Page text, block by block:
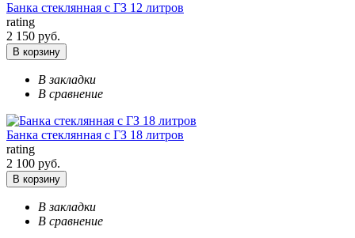
Банка стеклянная с ГЗ 12 литров
rating
2 150 руб.
В корзину
В закладки
В сравнение
Банка стеклянная с ГЗ 18 литров
rating
2 100 руб.
В корзину
В закладки
В сравнение